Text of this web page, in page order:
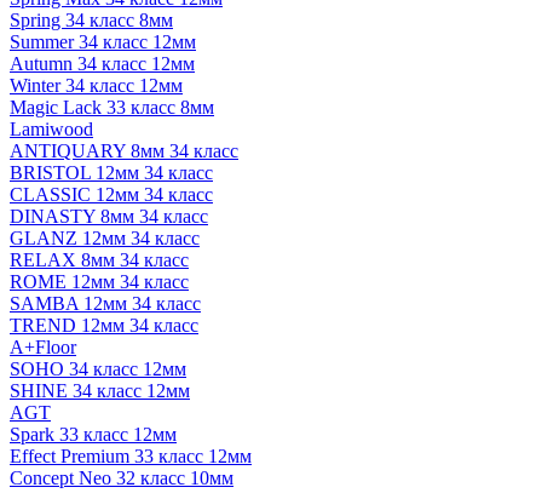
Spring 34 класс 8мм
Summer 34 класс 12мм
Autumn 34 класс 12мм
Winter 34 класс 12мм
Magic Lack 33 класс 8мм
Lamiwood
ANTIQUARY 8мм 34 класс
BRISTOL 12мм 34 класс
CLASSIC 12мм 34 класс
DINASTY 8мм 34 класс
GLANZ 12мм 34 класс
RELAX 8мм 34 класс
ROME 12мм 34 класс
SAMBA 12мм 34 класс
TREND 12мм 34 класс
A+Floor
SOHO 34 класс 12мм
SHINE 34 класс 12мм
AGT
Spark 33 класс 12мм
Effect Premium 33 класс 12мм
Concept Neo 32 класс 10мм